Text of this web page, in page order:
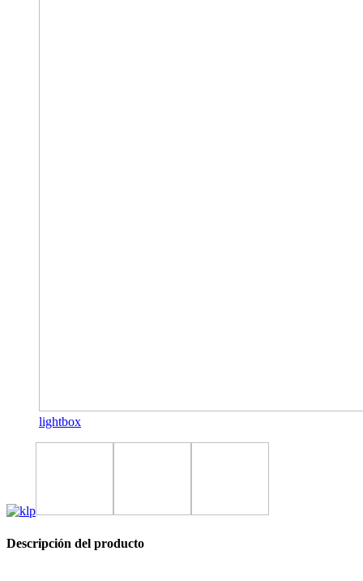
lightbox
Descripción del producto